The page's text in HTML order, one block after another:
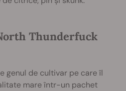
Thunderfuck
genul de cultivar pe care îl
mare într-un pachet